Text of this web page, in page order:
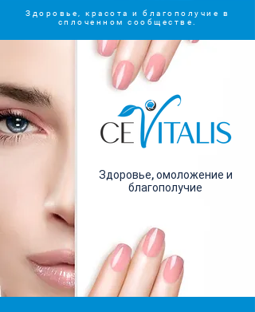
Здоровье, красота и благополучие в
сплоченном сообществе.
Здоровье, омоложение и
благополучие